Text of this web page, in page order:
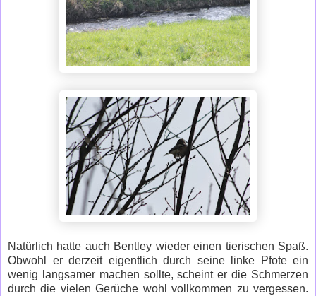
Natürlich hatte auch Bentley wieder einen tierischen Spaß.
Obwohl er derzeit eigentlich durch seine linke Pfote ein
wenig langsamer machen sollte, scheint er die Schmerzen
durch die vielen Gerüche wohl vollkommen zu vergessen.